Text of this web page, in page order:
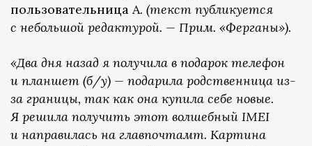
пользовательница А. (текст публикуется
с небольшой редактурой. — Прим. «Ферганы»).
«Два дня назад я получила в подарок телефон
и планшет (б/у) — подарила родственница из-
за границы, так как она купила себе новые.
Я решила получить этот волшебный IMEI
и направилась на главпочтамт. Картина